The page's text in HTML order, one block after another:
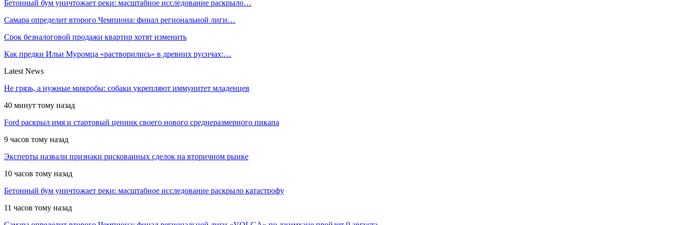
Бетонный бум уничтожает реки: масштабное исследование раскрыло…
Самара определит второго Чемпиона: финал региональной лиги…
Срок безналоговой продажи квартир хотят изменить
Как предки Ильи Муромца «растворились» в древних русичах:…
Latest News
Не грязь, а нужные микробы: собаки укрепляют иммунитет младенцев
40 минут тому назад
Ford раскрыл имя и стартовый ценник своего нового среднеразмерного пикапа
9 часов тому назад
Эксперты назвали признаки рискованных сделок на вторичном рынке
10 часов тому назад
Бетонный бум уничтожает реки: масштабное исследование раскрыло катастрофу
11 часов тому назад